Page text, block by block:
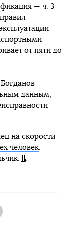
— ч. 3
от пяти до
данным,
на скорости
человек.